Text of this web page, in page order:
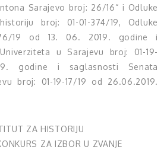
Sarajevo broj: 26/16“ i Odluke
broj: 01-01-374/19, Odluke
19 od 13. 06. 2019. godine i
u Sarajevu broj: 01-19-
godine i saglasnosti Senata
broj: 01-19-17/19 od 26.06.2019.
ZA HISTORIJU
ZA IZBOR U ZVANJE